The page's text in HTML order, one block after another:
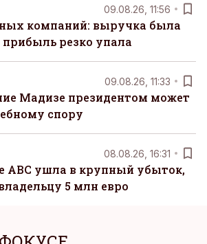
09.08.26, 11:56
компаний: выручка была
прибыль резко упала
09.08.26, 11:33
Мадизе президентом может
спору
08.08.26, 16:31
ABC ушла в крупный убыток,
5 млн евро